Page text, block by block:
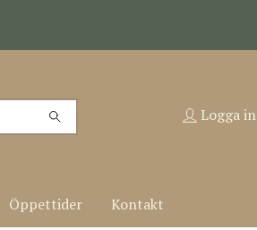
Logga in
Öppettider Kontakt